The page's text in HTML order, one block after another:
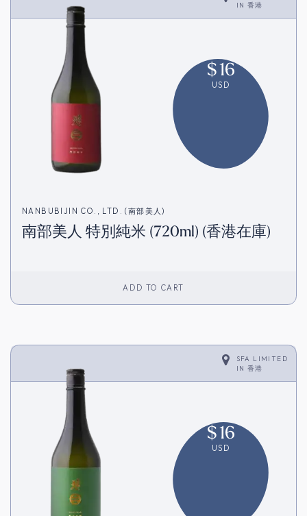
IN 香港
$16
USD
NANBUBIJIN CO., LTD. (南部美人)
南部美人 特別純米 (720ml) (香港在庫)
ADD TO CART
SFA LIMITED
IN 香港
$16
USD